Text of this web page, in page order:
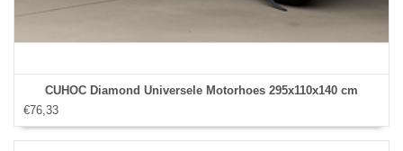
CUHOC Diamond Universele Motorhoes 295x110x140 cm
€76,33